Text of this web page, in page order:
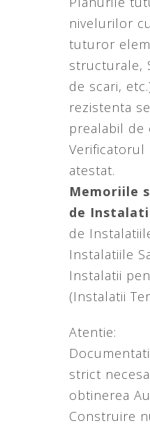
nivelurilor
tuturor
structurale,
de scari,
rezistenta
prealabil de
Verificatorul
atestat.
Memoriile
de
de
Instalatiile
Instalatii
(Instalatii
Atentie:
strict
obtinerea
Construire